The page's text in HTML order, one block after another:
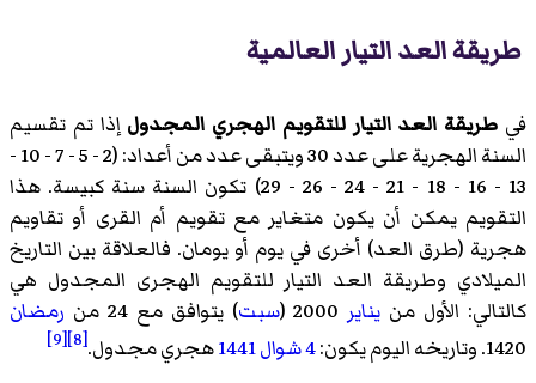
طريقة العد التيار العالمية
في طریقة العد التيار للتقویم الهجري المجدول إذا تم تقسيم
السنة الهجرية علی عدد 30 ويتبقی عدد من أعداد: (2 - 5 - 7 - 10 -
13 - 16 - 18 - 21 - 24 - 26 - 29) تكون السنة سنة كبیسة. هذا
التقویم یمكن أن یكون متغایر مع تقويم أم القرى أو تقاویم
هجریة (طرق العد) أخری في یوم أو یومان. فالعلاقة بين التاريخ
الميلادي وطريقة العد التیار للتقویم الهجری المجدول هي
كالتالي: الأول من يناير سبت) يتوافق مع 24 من
رمضان
1420. وتاریخه الیوم یكون:
4 شوال 1441هجري مجدول.[8]
[9]